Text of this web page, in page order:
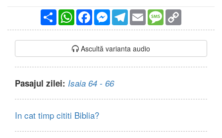
PartajareWhatsAppFacebookMessengerTelegram
Email Message
Ascultă varianta audio
Pasajul zilei: Isaia 64 - 66
In cat timp cititi Biblia?